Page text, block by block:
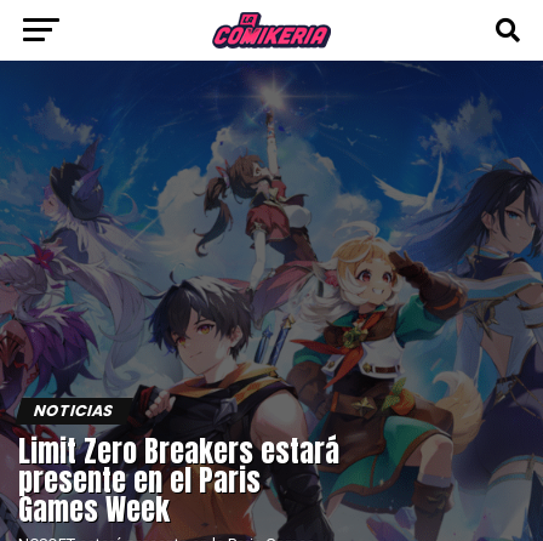
NOTICIAS
Limit Zero Breakers estará
presente en el Paris
Games Week